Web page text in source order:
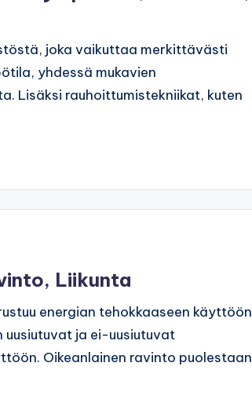
joka vaikuttaa merkittävästi
yhdessä mukavien
Lisäksi rauhoittumistekniikat, kuten
Liikunta
energian tehokkaaseen käyttöön
uusiutuvat ja ei-uusiutuvat
Oikeanlainen ravinto puolestaan